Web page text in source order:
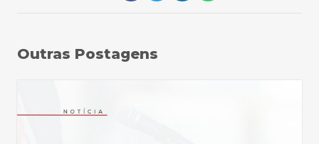
Outras Postagens